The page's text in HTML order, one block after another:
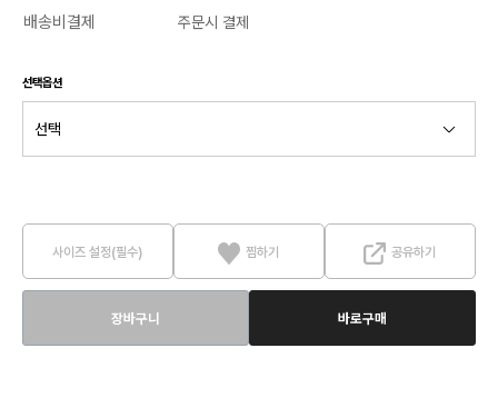
배송비결제 주문시 결제
선택옵션
사이즈 설정(필수) 찜하기 공유하기
장바구니 바로구매